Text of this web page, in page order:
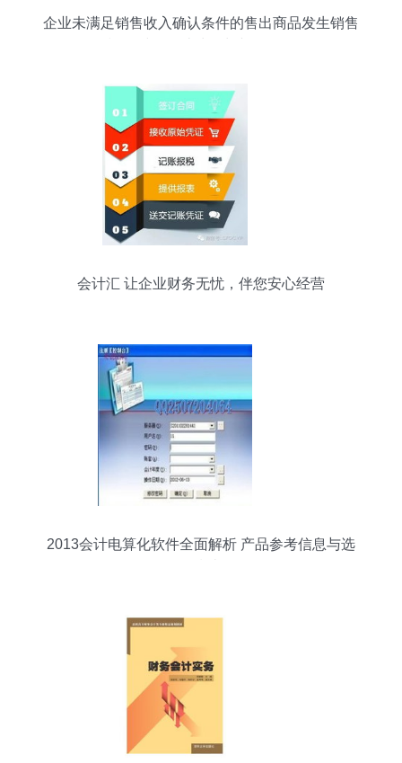
企业未满足销售收入确认条件的售出商品发生销售
会计汇 让企业财务无忧，伴您安心经营
2013会计电算化软件全面解析 产品参考信息与选